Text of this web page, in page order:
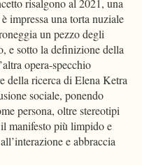
risalgono al 2021, una
impressa una torta nuziale
un pezzo degli
e sotto la definizione della
opera-specchio
della ricerca di Elena Ketra
sociale, ponendo
persona, oltre stereotipi
manifesto più limpido e
e abbraccia